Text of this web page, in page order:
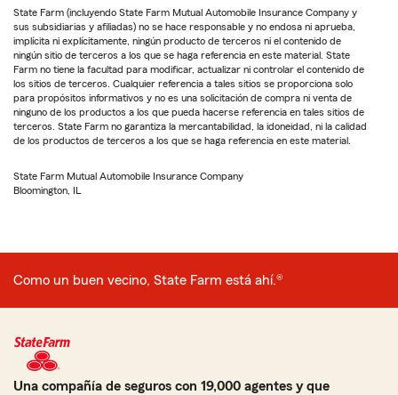
State Farm (incluyendo State Farm Mutual Automobile Insurance Company y
sus subsidiarias y afiliadas) no se hace responsable y no endosa ni aprueba,
implícita ni explícitamente, ningún producto de terceros ni el contenido de
ningún sitio de terceros a los que se haga referencia en este material. State
Farm no tiene la facultad para modificar, actualizar ni controlar el contenido de
los sitios de terceros. Cualquier referencia a tales sitios se proporciona solo
para propósitos informativos y no es una solicitación de compra ni venta de
ninguno de los productos a los que pueda hacerse referencia en tales sitios de
terceros. State Farm no garantiza la mercantabilidad, la idoneidad, ni la calidad
de los productos de terceros a los que se haga referencia en este material.
State Farm Mutual Automobile Insurance Company
Bloomington, IL
Como un buen vecino, State Farm está ahí.®
Una compañía de seguros con 19,000 agentes y que